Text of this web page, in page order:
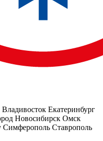
Владивосток Екатеринбург
Новосибирск Омск
Симферополь Ставрополь